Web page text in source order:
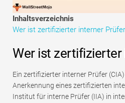
Tutorials zur Finanzmodellierung
Vollständige Form
Risikomanagement-Tutorials
Inhaltsverzeichnis
Wer ist zertifizierter interner
Wer ist zertifizierter
Ein zertifizierter interner Prüfer
Anerkennung eines zertifizierten
Institut für interne Prüfer (IIA) in